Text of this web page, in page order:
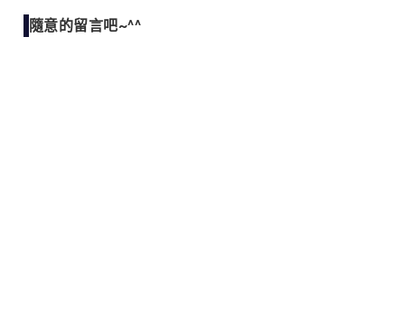
隨意的留言吧~^^